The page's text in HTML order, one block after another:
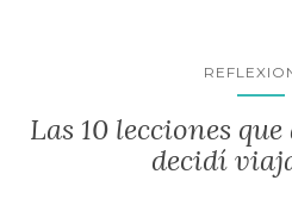
Las 10 lecciones
decidí